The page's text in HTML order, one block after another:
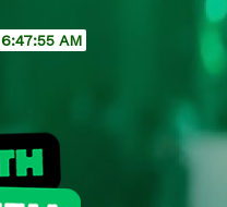
6:47:56 AM